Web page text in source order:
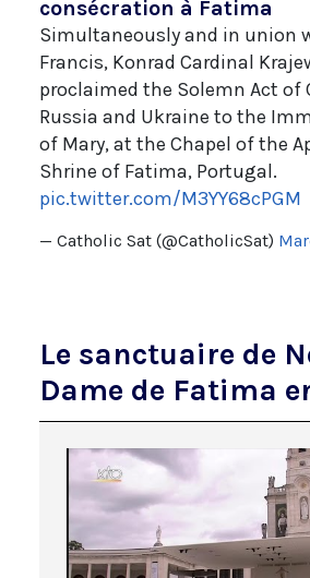
consécration à Fatima
Simultaneously and in union
Francis, Konrad Cardinal
proclaimed the Solemn Act of
Russia and Ukraine to the
of Mary, at the Chapel of the
Shrine of Fatima, Portugal.
pic.twitter.com/M3YY68cPGM
— Catholic Sat (@CatholicSat)
Le sanctuaire de
Dame de Fatima